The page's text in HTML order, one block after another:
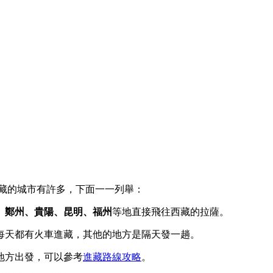
城市有許多，下面一一列舉：
州、貴陽、昆明、福州等地直接飛往西藏的拉薩。
都有火車進藏，其他的地方是隔天發一趟。
方出發，可以參考進藏路線攻略。